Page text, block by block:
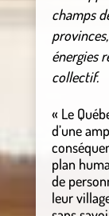
champs
énergies
collectif.
« Le
d’une
plan
de
leur